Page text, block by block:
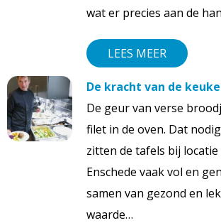
wat er precies aan de
LEES MEER
De kracht van de
De geur van verse
filet in de oven. Dat
zitten de tafels bij
Enschede vaak vol en
samen van gezond en
waarde…